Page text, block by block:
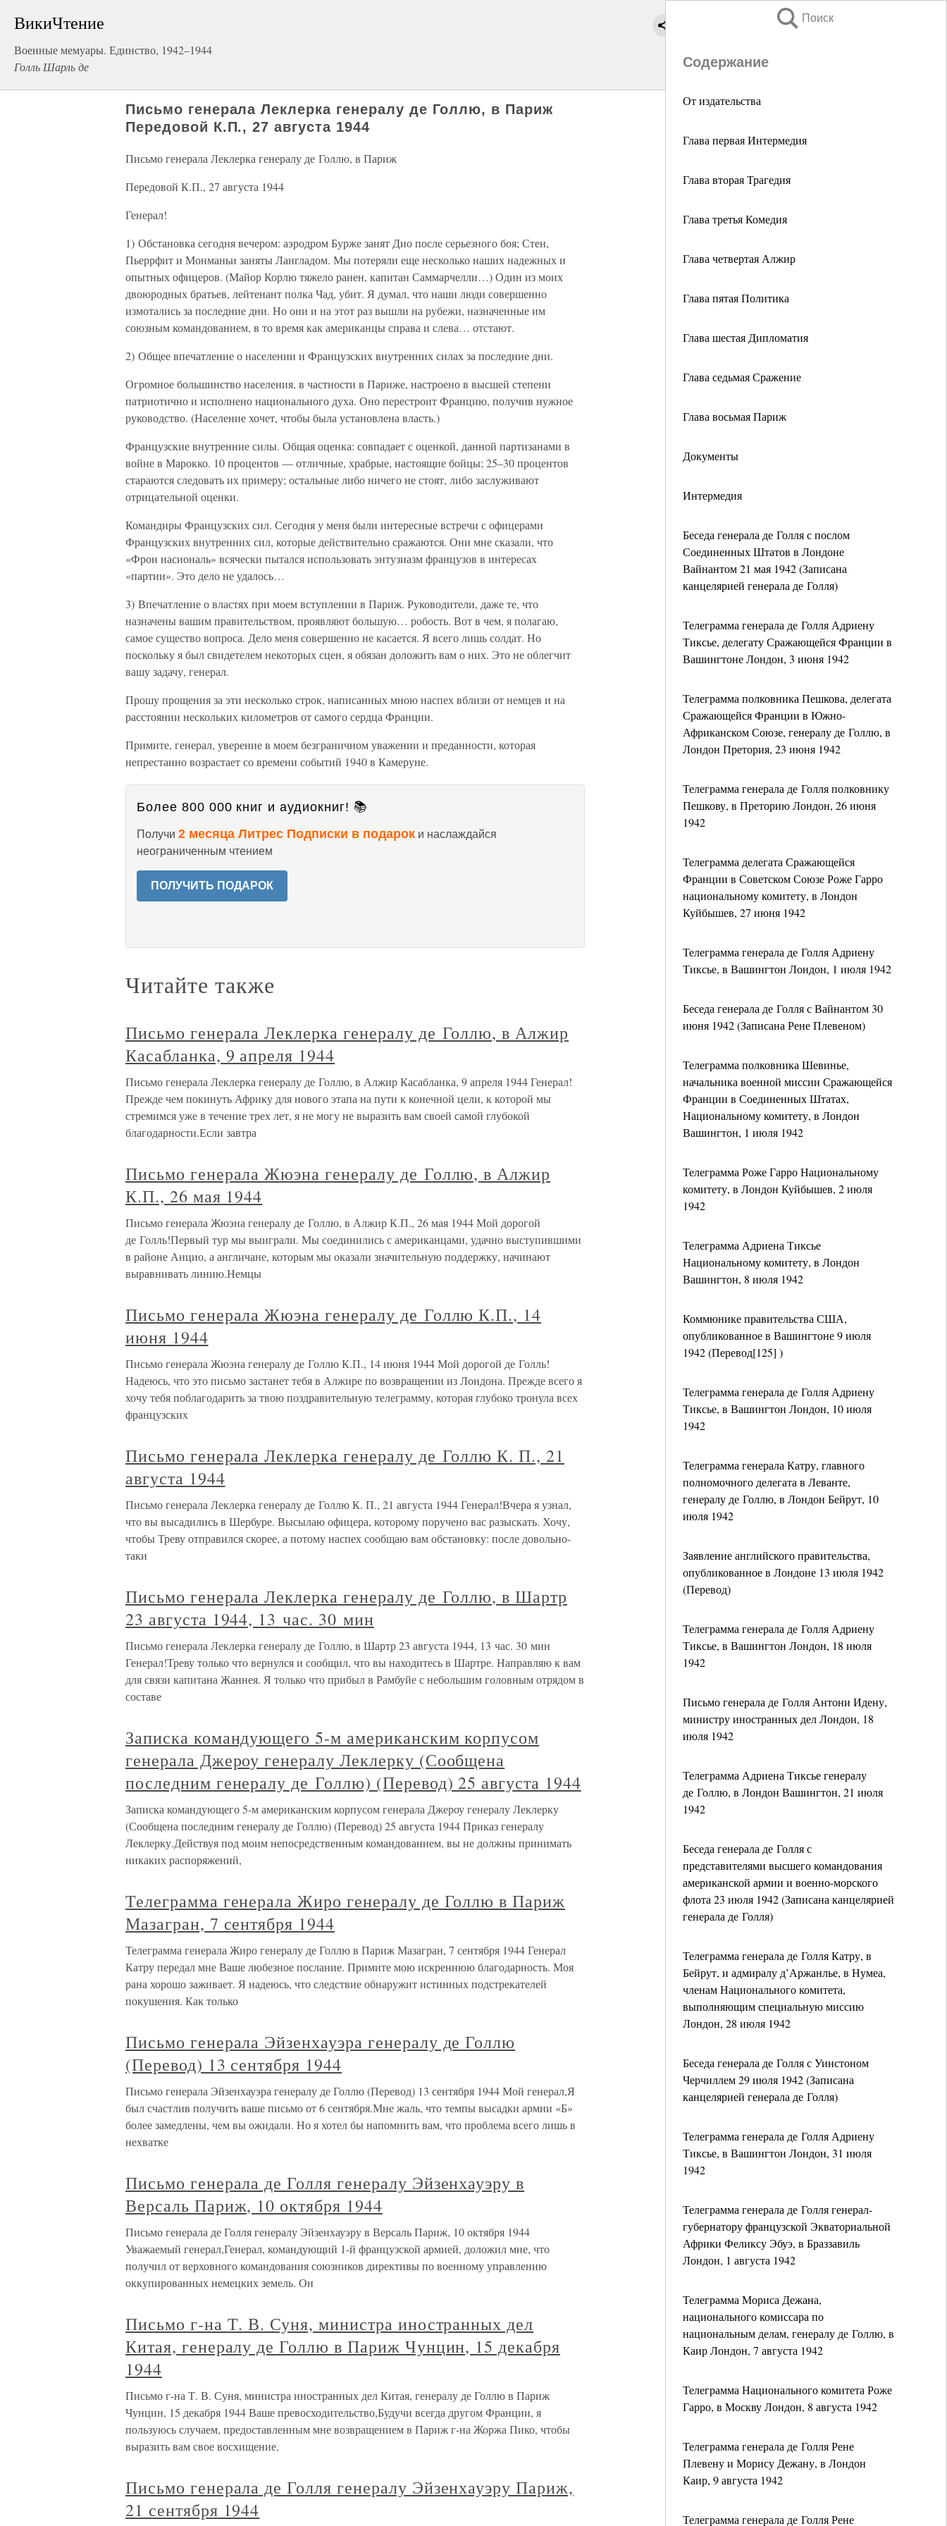
ВикиЧтение
Военные мемуары. Единство, 1942–1944
Голль Шарль де
Поиск
Содержание
От издательства
Глава первая Интермедия
Глава вторая Трагедия
Глава третья Комедия
Глава четвертая Алжир
Глава пятая Политика
Глава шестая Дипломатия
Глава седьмая Сражение
Глава восьмая Париж
Документы
Интермедия
Беседа генерала де Голля с послом
Соединенных Штатов в Лондоне
Вайнантом 21 мая 1942 (Записана
канцелярией генерала де Голля)
Телеграмма генерала де Голля Адриену
Тиксье, делегату Сражающейся Франции в
Вашингтоне Лондон, 3 июня 1942
Телеграмма полковника Пешкова, делегата
Сражающейся Франции в Южно-
Африканском Союзе, генералу де Голлю, в
Лондон Претория, 23 июня 1942
Телеграмма генерала де Голля полковнику
Пешкову, в Преторию Лондон, 26 июня
1942
Телеграмма делегата Сражающейся
Франции в Советском Союзе Роже Гарро
национальному комитету, в Лондон
Куйбышев, 27 июня 1942
Телеграмма генерала де Голля Адриену
Тиксье, в Вашингтон Лондон, 1 июля 1942
Беседа генерала де Голля с Вайнантом 30
июня 1942 (Записана Рене Плевеном)
Телеграмма полковника Шевинье,
начальника военной миссии Сражающейся
Франции в Соединенных Штатах,
Национальному комитету, в Лондон
Вашингтон, 1 июля 1942
Телеграмма Роже Гарро Национальному
комитету, в Лондон Куйбышев, 2 июля
1942
Телеграмма Адриена Тиксье
Национальному комитету, в Лондон
Вашингтон, 8 июля 1942
Коммюнике правительства США,
опубликованное в Вашингтоне 9 июля
1942 (Перевод[125] )
Телеграмма генерала де Голля Адриену
Тиксье, в Вашингтон Лондон, 10 июля
1942
Телеграмма генерала Катру, главного
полномочного делегата в Леванте,
генералу де Голлю, в Лондон Бейрут, 10
июля 1942
Заявление английского правительства,
опубликованное в Лондоне 13 июля 1942
(Перевод)
Телеграмма генерала де Голля Адриену
Тиксье, в Вашингтон Лондон, 18 июля
1942
Письмо генерала де Голля Антони Идену,
министру иностранных дел Лондон, 18
июля 1942
Телеграмма Адриена Тиксье генералу
де Голлю, в Лондон Вашингтон, 21 июля
1942
Беседа генерала де Голля с
представителями высшего командования
американской армии и военно-морского
флота 23 июля 1942 (Записана канцелярией
генерала де Голля)
Телеграмма генерала де Голля Катру, в
Бейрут, и адмиралу д’Аржанлье, в Нумеа,
членам Национального комитета,
выполняющим специальную миссию
Лондон, 28 июля 1942
Беседа генерала де Голля с Уинстоном
Черчиллем 29 июля 1942 (Записана
канцелярией генерала де Голля)
Телеграмма генерала де Голля Адриену
Тиксье, в Вашингтон Лондон, 31 июля
1942
Телеграмма генерала де Голля генерал-
губернатору французской Экваториальной
Африки Феликсу Эбуэ, в Браззавиль
Лондон, 1 августа 1942
Телеграмма Мориса Дежана,
национального комиссара по
национальным делам, генералу де Голлю, в
Каир Лондон, 7 августа 1942
Телеграмма Национального комитета Роже
Гарро, в Москву Лондон, 8 августа 1942
Телеграмма генерала де Голля Рене
Плевену и Морису Дежану, в Лондон
Каир, 9 августа 1942
Телеграмма генерала де Голля Рене
Письмо генерала Леклерка генералу де Голлю, в Париж
Передовой К.П., 27 августа 1944
Письмо генерала Леклерка генералу де Голлю, в Париж
Передовой К.П., 27 августа 1944
Генерал!
1) Обстановка сегодня вечером: аэродром Бурже занят Дио после серьезного боя; Стен,
Пьеррфит и Монманьи заняты Лангладом. Мы потеряли еще несколько наших надежных и
опытных офицеров. (Майор Корлю тяжело ранен, капитан Саммарчелли…) Один из моих
двоюродных братьев, лейтенант полка Чад, убит. Я думал, что наши люди совершенно
измотались за последние дни. Но они и на этот раз вышли на рубежи, назначенные им
союзным командованием, в то время как американцы справа и слева… отстают.
2) Общее впечатление о населении и Французских внутренних силах за последние дни.
Огромное большинство населения, в частности в Париже, настроено в высшей степени
патриотично и исполнено национального духа. Оно перестроит Францию, получив нужное
руководство. (Население хочет, чтобы была установлена власть.)
Французские внутренние силы. Общая оценка: совпадает с оценкой, данной партизанами в
войне в Марокко. 10 процентов — отличные, храбрые, настоящие бойцы; 25–30 процентов
стараются следовать их примеру; остальные либо ничего не стоят, либо заслуживают
отрицательной оценки.
Командиры Французских сил. Сегодня у меня были интересные встречи с офицерами
Французских внутренних сил, которые действительно сражаются. Они мне сказали, что
«Фрон насиональ» всячески пытался использовать энтузиазм французов в интересах
«партии». Это дело не удалось…
3) Впечатление о властях при моем вступлении в Париж. Руководители, даже те, что
назначены вашим правительством, проявляют большую… робость. Вот в чем, я полагаю,
самое существо вопроса. Дело меня совершенно не касается. Я всего лишь солдат. Но
поскольку я был свидетелем некоторых сцен, я обязан доложить вам о них. Это не облегчит
вашу задачу, генерал.
Прошу прощения за эти несколько строк, написанных мною наспех вблизи от немцев и на
расстоянии нескольких километров от самого сердца Франции.
Примите, генерал, уверение в моем безграничном уважении и преданности, которая
непрестанно возрастает со времени событий 1940 в Камеруне.
Более 800 000 книг и аудиокниг! 📚
Получи 2 месяца Литрес Подписки в подарок и наслаждайся
неограниченным чтением
ПОЛУЧИТЬ ПОДАРОК
Читайте также
Письмо генерала Леклерка генералу де Голлю, в Алжир
Касабланка, 9 апреля 1944
Письмо генерала Леклерка генералу де Голлю, в Алжир Касабланка, 9 апреля 1944 Генерал!
Прежде чем покинуть Африку для нового этапа на пути к конечной цели, к которой мы
стремимся уже в течение трех лет, я не могу не выразить вам своей самой глубокой
благодарности.Если завтра
Письмо генерала Жюэна генералу де Голлю, в Алжир
К.П., 26 мая 1944
Письмо генерала Жюэна генералу де Голлю, в Алжир К.П., 26 мая 1944 Мой дорогой
де Голль!Первый тур мы выиграли. Мы соединились с американцами, удачно выступившими
в районе Анцио, а англичане, которым мы оказали значительную поддержку, начинают
выравнивать линию.Немцы
Письмо генерала Жюэна генералу де Голлю К.П., 14
июня 1944
Письмо генерала Жюэна генералу де Голлю К.П., 14 июня 1944 Мой дорогой де Голль!
Надеюсь, что это письмо застанет тебя в Алжире по возвращении из Лондона. Прежде всего я
хочу тебя поблагодарить за твою поздравительную телеграмму, которая глубоко тронула всех
французских
Письмо генерала Леклерка генералу де Голлю К. П., 21
августа 1944
Письмо генерала Леклерка генералу де Голлю К. П., 21 августа 1944 Генерал!Вчера я узнал,
что вы высадились в Шербуре. Высылаю офицера, которому поручено вас разыскать. Хочу,
чтобы Треву отправился скорее, а потому наспех сообщаю вам обстановку: после довольно-
таки
Письмо генерала Леклерка генералу де Голлю, в Шартр
23 августа 1944, 13 час. 30 мин
Письмо генерала Леклерка генералу де Голлю, в Шартр 23 августа 1944, 13 час. 30 мин
Генерал!Треву только что вернулся и сообщил, что вы находитесь в Шартре. Направляю к вам
для связи капитана Жаннея. Я только что прибыл в Рамбуйе с небольшим головным отрядом в
составе
Записка командующего 5-м американским корпусом
генерала Джероу генералу Леклерку (Сообщена
последним генералу де Голлю) (Перевод) 25 августа 1944
Записка командующего 5-м американским корпусом генерала Джероу генералу Леклерку
(Сообщена последним генералу де Голлю) (Перевод) 25 августа 1944 Приказ генералу
Леклерку.Действуя под моим непосредственным командованием, вы не должны принимать
никаких распоряжений,
Телеграмма генерала Жиро генералу де Голлю в Париж
Мазагран, 7 сентября 1944
Телеграмма генерала Жиро генералу де Голлю в Париж Мазагран, 7 сентября 1944 Генерал
Катру передал мне Ваше любезное послание. Примите мою искреннюю благодарность. Моя
рана хорошо заживает. Я надеюсь, что следствие обнаружит истинных подстрекателей
покушения. Как только
Письмо генерала Эйзенхауэра генералу де Голлю
(Перевод) 13 сентября 1944
Письмо генерала Эйзенхауэра генералу де Голлю (Перевод) 13 сентября 1944 Мой генерал,Я
был счастлив получить ваше письмо от 6 сентября.Мне жаль, что темпы высадки армии «Б»
более замедлены, чем вы ожидали. Но я хотел бы напомнить вам, что проблема всего лишь в
нехватке
Письмо генерала де Голля генералу Эйзенхауэру в
Версаль Париж, 10 октября 1944
Письмо генерала де Голля генералу Эйзенхауэру в Версаль Париж, 10 октября 1944
Уважаемый генерал,Генерал, командующий 1-й французской армией, доложил мне, что
получил от верховного командования союзников директивы по военному управлению
оккупированных немецких земель. Он
Письмо г-на Т. В. Суня, министра иностранных дел
Китая, генералу де Голлю в Париж Чунцин, 15 декабря
1944
Письмо г-на Т. В. Суня, министра иностранных дел Китая, генералу де Голлю в Париж
Чунцин, 15 декабря 1944 Ваше превосходительство,Будучи всегда другом Франции, я
пользуюсь случаем, предоставленным мне возвращением в Париж г-на Жоржа Пико, чтобы
выразить вам свое восхищение,
Письмо генерала де Голля генералу Эйзенхауэру Париж,
21 сентября 1944